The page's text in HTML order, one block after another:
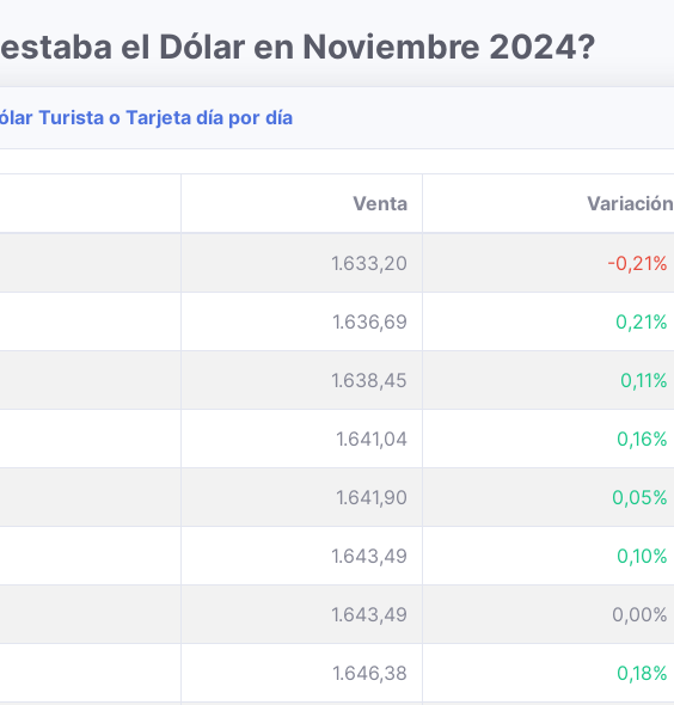
el Dólar en Noviembre 2024?
Turista o Tarjeta día por día
Venta Variación
1.633,20 -0,21%
1.636,69 0,21%
1.638,45 0,11%
1.641,04 0,16%
1.641,90 0,05%
1.643,49 0,10%
1.643,49 0,00%
1.646,38 0,18%